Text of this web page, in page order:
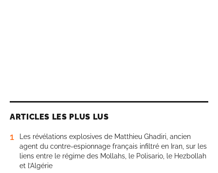
ARTICLES LES PLUS LUS
1
Les révélations explosives de Matthieu Ghadiri, ancien
agent du contre-espionnage français infiltré en Iran, sur les
liens entre le régime des Mollahs, le Polisario, le Hezbollah
et l’Algérie